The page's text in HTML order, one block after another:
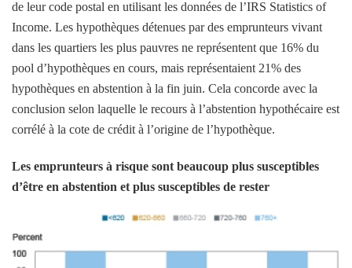
de leur code postal en utilisant les données de l’IRS Statistics of
Income. Les hypothèques détenues par des emprunteurs vivant
dans les quartiers les plus pauvres ne représentent que 16% du
pool d’hypothèques en cours, mais représentaient 21% des
hypothèques en abstention à la fin juin. Cela concorde avec la
conclusion selon laquelle le recours à l’abstention hypothécaire est
corrélé à la cote de crédit à l’origine de l’hypothèque.
Les emprunteurs à risque sont beaucoup plus susceptibles
d’être en abstention et plus susceptibles de rester